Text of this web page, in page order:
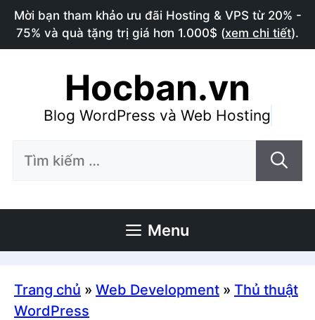
Chuyển
đến
nội
Mời bạn tham khảo ưu đãi Hosting & VPS từ 20% -
75% và quà tặng trị giá hơn 1.000$ (xem chi tiết).
Hocban.vn
Blog WordPress và Web Hosting
Tìm
kiếm
Menu
Trang chủ » Web Development » Thủ thuật
WordPress